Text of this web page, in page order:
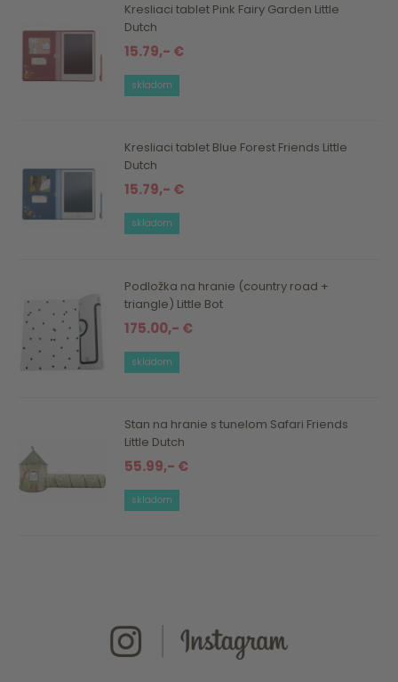
Kresliaci tablet Pink Fairy Garden Little
Dutch
15.79,- €
skladom
Kresliaci tablet Blue Forest Friends Little
Dutch
15.79,- €
skladom
Podložka na hranie (country road +
triangle) Little Bot
175.00,- €
skladom
Stan na hranie s tunelom Safari Friends
Little Dutch
55.99,- €
skladom